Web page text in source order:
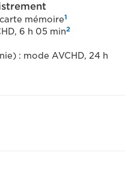
mémoire1
6 h 05 min2
: mode AVCHD, 24 h